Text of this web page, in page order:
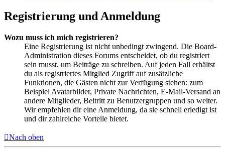
Registrierung und Anmeldung
Wozu muss ich mich registrieren?
Eine Registrierung ist nicht unbedingt zwingend. Die Board-
Administration dieses Forums entscheidet, ob du registriert
sein musst, um Beiträge zu schreiben. Auf jeden Fall erhältst
du als registriertes Mitglied Zugriff auf zusätzliche
Funktionen, die Gästen nicht zur Verfügung stehen: zum
Beispiel Avatarbilder, Private Nachrichten, E-Mail-Versand an
andere Mitglieder, Beitritt zu Benutzergruppen und so weiter.
Wir empfehlen dir eine Anmeldung, da sie schnell erledigt ist
und dir zahlreiche Vorteile bietet.
Nach oben